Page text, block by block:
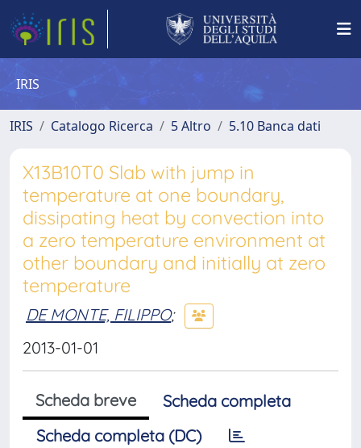
IRIS
IRIS Catalogo Ricerca 5 Altro 5.10 Banca dati
X13B10T0 Slab with jump in
temperature at one boundary,
dissipating heat by convection into
a zero temperature environment at
other boundary and initially at zero
temperature
DE MONTE, FILIPPO;
2013-01-01
Scheda breve
Scheda completa
Scheda completa (DC)